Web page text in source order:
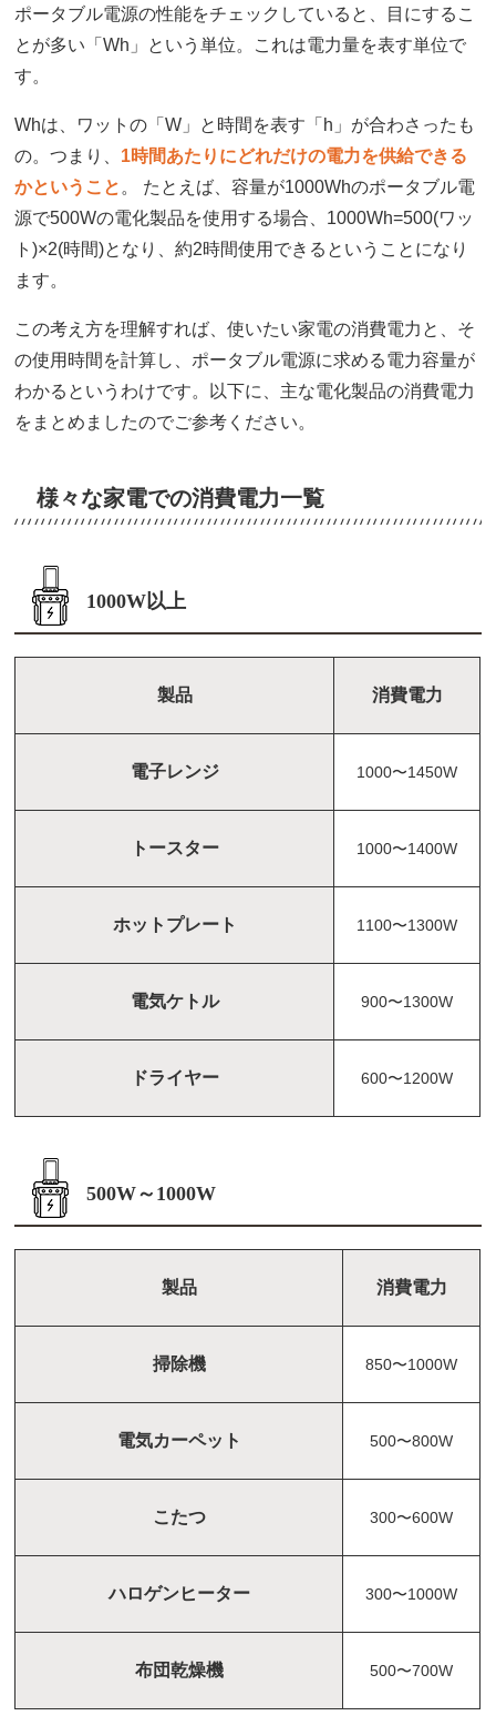
ポータブル電源の性能をチェックしていると、目にするこ
とが多い「Wh」という単位。これは電力量を表す単位で
す。
Whは、ワットの「W」と時間を表す「h」が合わさったも
の。つまり、 1時間あたりにどれだけの電力を供給できる
かということ 。 たとえば、容量が1000Whのポータブル電
源で500Wの電化製品を使用する場合、1000Wh=500(ワッ
ト)×2(時間)となり、約2時間使用できるということになり
ます。
この考え方を理解すれば、使いたい家電の消費電力と、そ
の使用時間を計算し、ポータブル電源に求める電力容量が
わかるというわけです。以下に、主な電化製品の消費電力
をまとめましたのでご参考ください。
様々な家電での消費電力一覧
1000W以上
製品 消費電力
電子レンジ 1000〜1450W
トースター 1000〜1400W
ホットプレート 1100〜1300W
電気ケトル 900〜1300W
ドライヤー 600〜1200W
500W～1000W
製品 消費電力
掃除機 850〜1000W
電気カーペット 500〜800W
こたつ 300〜600W
ハロゲンヒーター 300〜1000W
布団乾燥機 500〜700W